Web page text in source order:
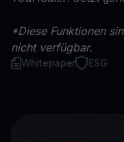
*Diese Funktionen
nicht verfügbar.
Whitepaper ESG